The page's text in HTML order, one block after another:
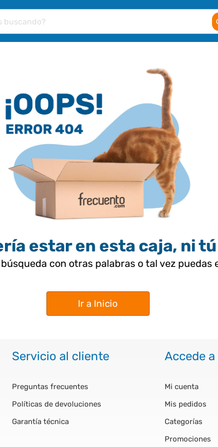
estar en esta caja, ni
con otras palabras o tal vez puedas
Ir a Inicio
Servicio al cliente
Preguntas frecuentes
Políticas de devoluciones
Garantía técnica
Accede a
Mi cuenta
Mis pedidos
Categorías
Promociones